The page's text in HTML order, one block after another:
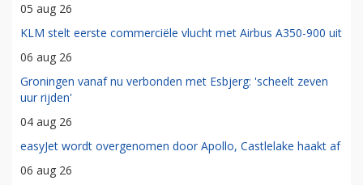
05 aug 26
KLM stelt eerste commerciële vlucht met Airbus A350-900 uit
06 aug 26
Groningen vanaf nu verbonden met Esbjerg: 'scheelt zeven
uur rijden'
04 aug 26
easyJet wordt overgenomen door Apollo, Castlelake haakt af
06 aug 26